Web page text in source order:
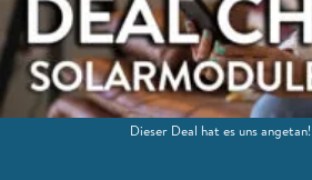
Dieser Deal hat es uns angetan!